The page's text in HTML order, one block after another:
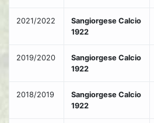
2021/2022
Sangiorgese Calcio
1922
2019/2020
Sangiorgese Calcio
1922
2018/2019
Sangiorgese Calcio
1922